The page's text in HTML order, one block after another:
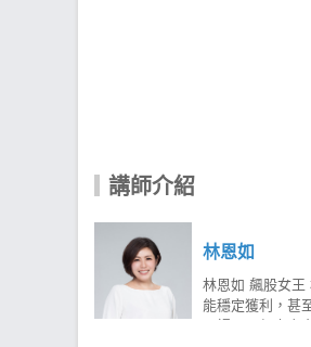
講師介紹
林恩如
林恩如 飆股女王
能穩定獲利，甚
要課題，但真